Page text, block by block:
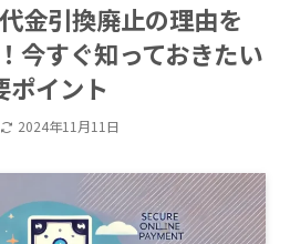
金引換廃止の理由を
今すぐ知っておきたい
ポイント
2024年11月11日